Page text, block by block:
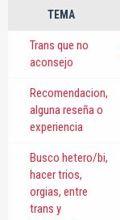
TEMA
Trans que no
aconsejo
Recomendacion,
alguna reseña o
experiencia
Busco hetero/bi,
hacer trios,
orgias, entre
trans y